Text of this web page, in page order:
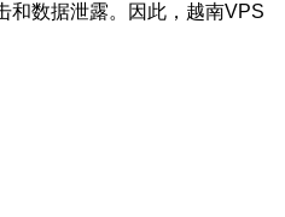
和数据泄露。因此，越南VPS